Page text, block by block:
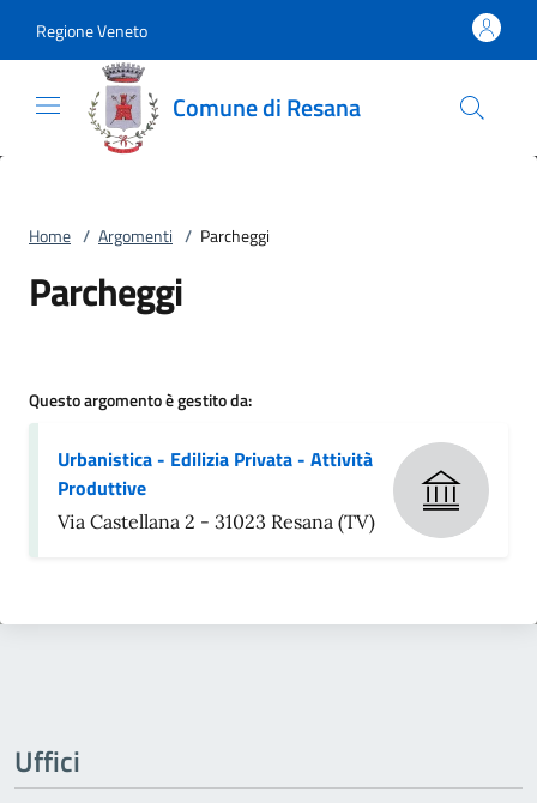
Regione Veneto
Comune di Resana
Home / Argomenti / Parcheggi
Parcheggi
Questo argomento è gestito da:
Urbanistica - Edilizia Privata - Attività
Produttive
Via Castellana 2 - 31023 Resana (TV)
Uffici